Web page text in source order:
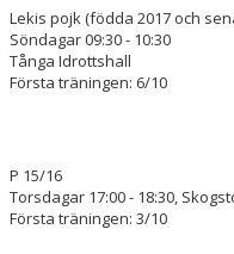
Lekis pojk (födda 2017 och
Söndagar 09:30 - 10:30
Tånga Idrottshall
Första träningen: 6/10
P 15/16
Torsdagar 17:00 - 18:30,
Första träningen: 3/10